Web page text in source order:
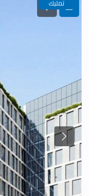
تمليك